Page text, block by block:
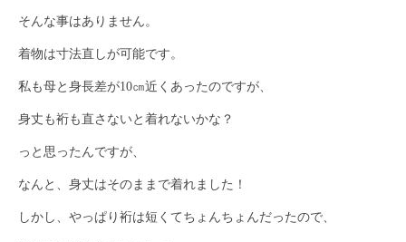
そんな事はありません。
着物は寸法直しが可能です。
私も母と身長差が10㎝近くあったのですが、
身丈も裄も直さないと着れないかな？
っと思ったんですが、
なんと、身丈はそのままで着れました！
しかし、やっぱり裄は短くてちょんちょんだったので、